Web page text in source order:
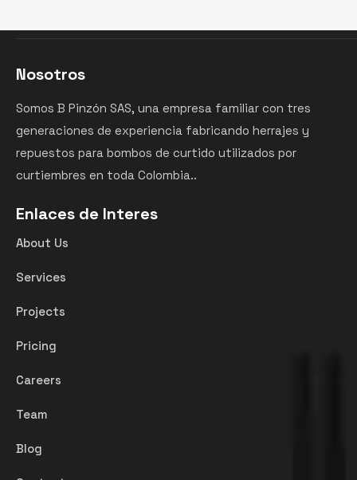
Nosotros
Somos B Pinzón SAS, una empresa familiar con tres
generaciones de experiencia fabricando herrajes y
repuestos para bombos de curtido utilizados por
curtiembres en toda Colombia..
Enlaces de Interes
About Us
Services
Projects
Pricing
Careers
Team
Blog